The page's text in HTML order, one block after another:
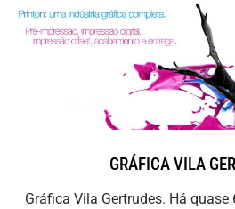
GRÁFICA VILA
Gráfica Vila Gertrudes. Há